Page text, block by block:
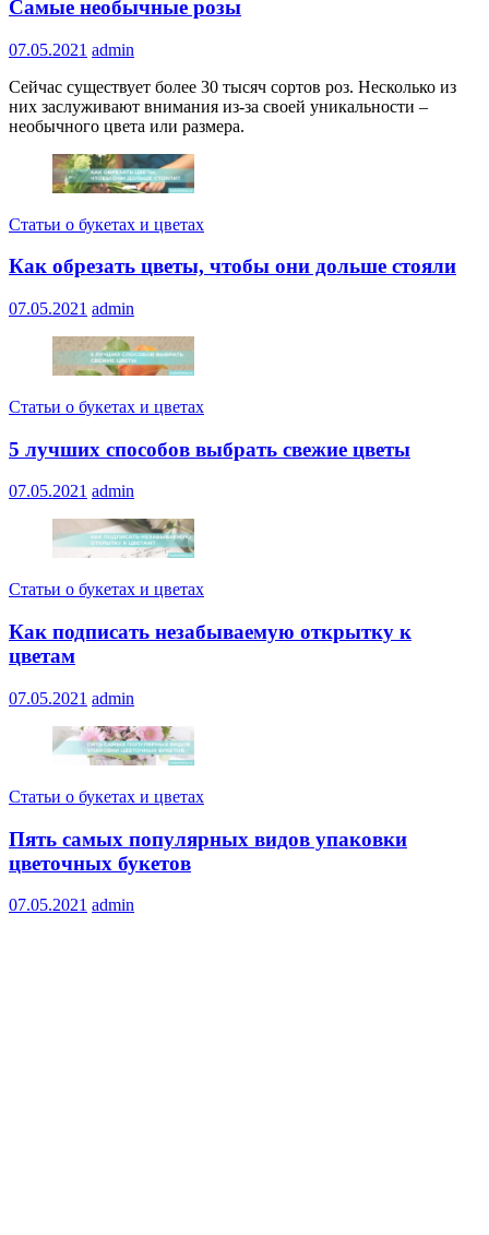
Самые необычные розы
07.05.2021 admin
Сейчас существует более 30 тысяч сортов роз. Несколько из
них заслуживают внимания из-за своей уникальности –
необычного цвета или размера.
Статьи о букетах и цветах
Как обрезать цветы, чтобы они дольше стояли
07.05.2021 admin
Статьи о букетах и цветах
5 лучших способов выбрать свежие цветы
07.05.2021 admin
Статьи о букетах и цветах
Как подписать незабываемую открытку к
цветам
07.05.2021 admin
Статьи о букетах и цветах
Пять самых популярных видов упаковки
цветочных букетов
07.05.2021 admin